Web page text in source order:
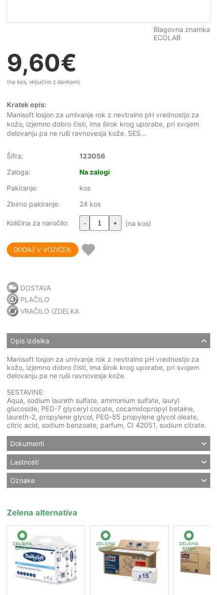
Blagovna znamka
ECOLAB
9,60€
(na kos, vključno z davkom)
Kratek opis:
Manisoft losjon za umivanje rok z nevtralno pH vrednostjo za
kožo, izjemno dobro čisti, ima širok krog uporabe, pri svojem
delovanju pa ne ruši ravnovesja kože. SES...
Šifra:
123056
Zaloga:
Na zalogi
Pakiranje:
kos
Zbirno pakiranje:
24 kos
Količina za naročilo: - + (na kos)
DOSTAVA
PLAČILO
VRAČILO IZDELKA
Opis izdelka
Manisoft losjon za umivanje rok z nevtralno pH vrednostjo za
kožo, izjemno dobro čisti, ima širok krog uporabe, pri svojem
delovanju pa ne ruši ravnovesja kože.
SESTAVINE:
Aqua, sodium laureth sulfate, ammonium sulfate, lauryl
glucoside, PEG-7 glyceryl cocate, cocamidopropyl betaine,
laureth-2, propylene glycol, PEG-55 propylene glycol oleate,
citric acid, sodium benzoate, parfum, CI 42051, sodium citrate.
Dokumenti
Lastnosti
Oznake
Zelena alternativa